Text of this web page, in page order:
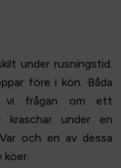
under rusningstid.
före i kön. Båda
vi frågan om ett
kraschar under en
och en av dessa
köer.